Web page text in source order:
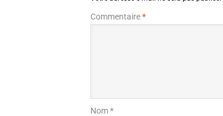
Commentaire*
Nom *